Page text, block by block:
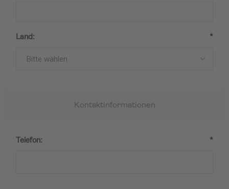
Land: *
Kontaktinformationen
Telefon: *